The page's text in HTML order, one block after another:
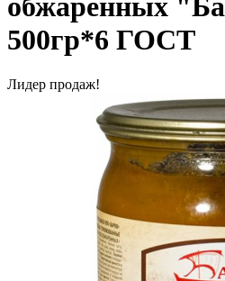
обжаренных
500гр*6 ГОСТ
Лидер продаж!